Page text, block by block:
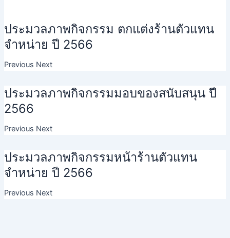
ประมวลภาพกิจกรรม ตกแต่งร้านตัวแทน
จำหน่าย ปี 2566
Previous Next
ประมวลภาพกิจกรรมมอบของสนับสนุน ปี
2566
Previous Next
ประมวลภาพกิจกรรมหน้าร้านตัวแทน
จำหน่าย ปี 2566
Previous Next